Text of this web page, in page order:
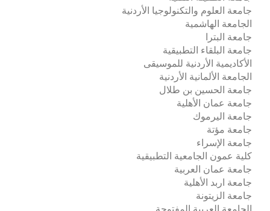
جامعة العلوم والتكنولوجيا الأردنية
الجامعة الهاشمية
جامعة البترا
جامعة البلقاء التطبيقية
الأكاديمية الأردنية للموسيقى
الجامعة الألمانية الأردنية
جامعة الحسين بن طلال
جامعة عمان الأهلية
جامعة اليرموك
جامعة مؤتة
جامعة الإسراء
كلية عمون الجامعية التطبيقية
جامعة عمان العربية
جامعة اربد الأهلية
جامعة الزيتونة